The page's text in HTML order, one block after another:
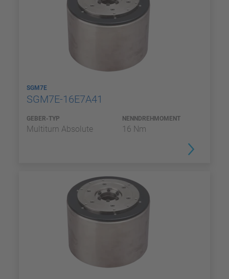
SGM7E
SGM7E-16E7A41
GEBER-TYP
Multiturn Absolute
NENNDREHMOMENT
16 Nm